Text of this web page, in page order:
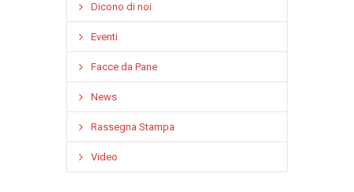
Dicono di noi
Eventi
Facce da Pane
News
Rassegna Stampa
Video